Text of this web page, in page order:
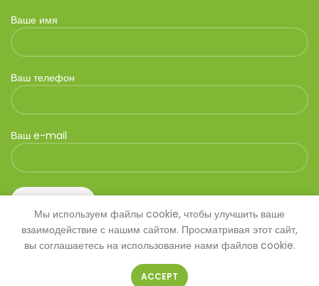
Ваше имя
Ваш телефон
Ваш e-mail
SAVANNA. Все права защищены
Мы используем файлы cookie, чтобы улучшить ваше
взаимодействие с нашим сайтом. Просматривая этот сайт,
вы соглашаетесь на использование нами файлов cookie.
ACCEPT